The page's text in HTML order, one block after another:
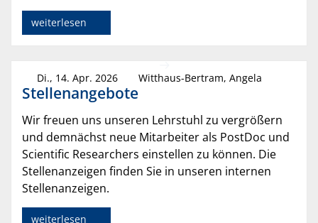
weiterlesen
Di., 14. Apr. 2026 Witthaus-Bertram, Angela
Stellenangebote
Wir freuen uns unseren Lehrstuhl zu vergrößern
und demnächst neue Mitarbeiter als PostDoc und
Scientific Researchers einstellen zu können. Die
Stellenanzeigen finden Sie in unseren internen
Stellenanzeigen.
weiterlesen